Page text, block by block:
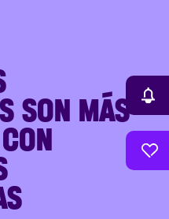
SON MÁS